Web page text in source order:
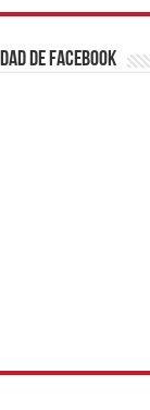
de Facebook